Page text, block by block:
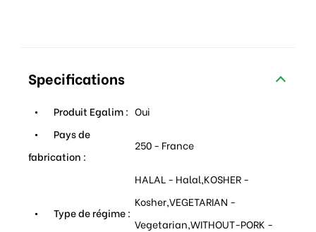
Specifications
Produit Egalim : Oui
Pays de
fabrication :
250 - France
Type de régime :
HALAL - Halal,KOSHER -
Kosher,VEGETARIAN -
Vegetarian,WITHOUT-PORK -